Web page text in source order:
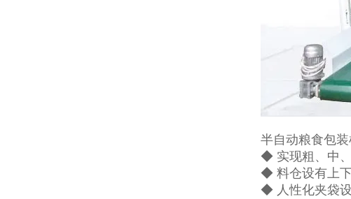
半自动粮食包装
◆ 实现粗、中、
◆ 料仓设有上下
◆ 人性化夹袋设